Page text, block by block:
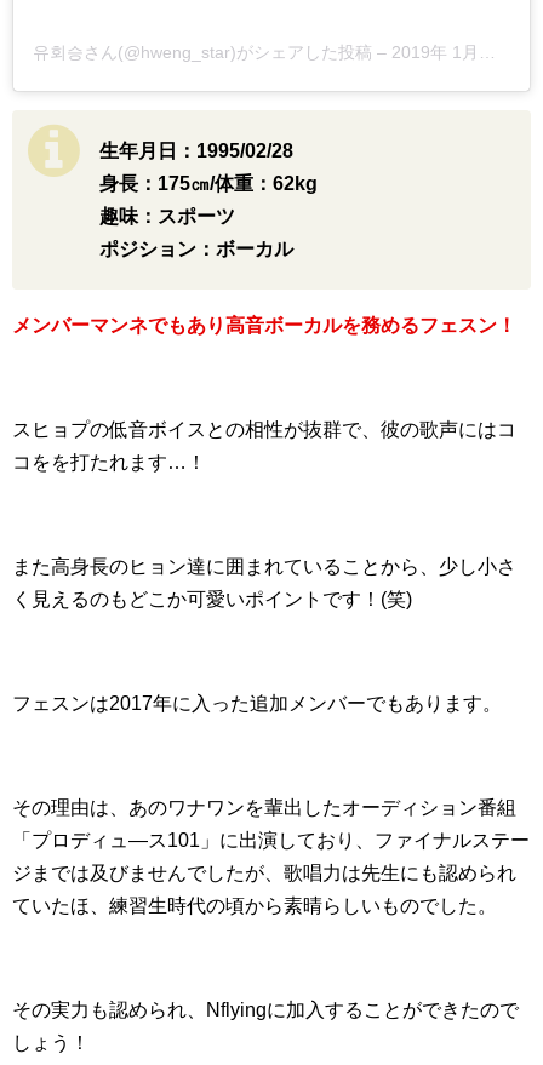
유회승さん(@hweng_star)がシェアした投稿 – 2019年 1月月17日午前2時33分PST
生年月日：1995/02/28
身長：175㎝/体重：62kg
趣味：スポーツ
ポジション：ボーカル
メンバーマンネでもあり高音ボーカルを務めるフェスン！
スヒョプの低音ボイスとの相性が抜群で、彼の歌声にはコ
コをを打たれます…！
また高身長のヒョン達に囲まれていることから、少し小さ
く見えるのもどこか可愛いポイントです！(笑)
フェスンは2017年に入った追加メンバーでもあります。
その理由は、あのワナワンを輩出したオーディション番組
「プロディュ―ス101」に出演しており、ファイナルステー
ジまでは及びませんでしたが、歌唱力は先生にも認められ
ていたほ、練習生時代の頃から素晴らしいものでした。
その実力も認められ、Nflyingに加入することができたので
しょう！